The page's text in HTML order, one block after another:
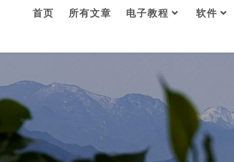
首页 所有文章 电子教程 软件